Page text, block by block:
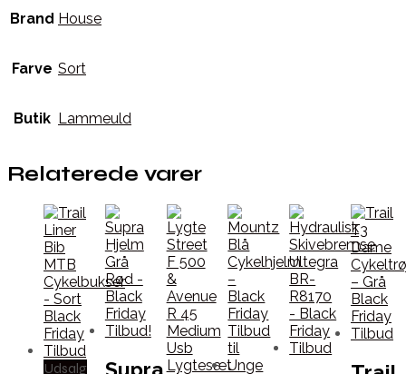
Brand House
Farve Sort
Butik Lammeuld
Relaterede varer
Udsalg
Supra